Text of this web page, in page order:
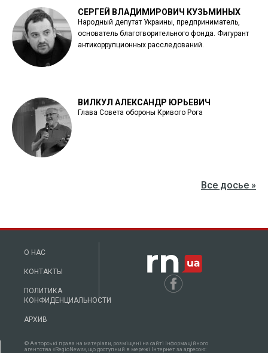
СЕРГЕЙ ВЛАДИМИРОВИЧ КУЗЬМИНЫХ
Народный депутат Украины, предприниматель,
основатель благотворительного фонда. Фигурант
антикоррупционных расследований.
ВИЛКУЛ АЛЕКСАНДР ЮРЬЕВИЧ
Глава Совета обороны Кривого Рога
Все досье »
О НАС
КОНТАКТЫ
ПОЛИТИКА
КОНФИДЕНЦИАЛЬНОСТИ
АРХИВ
© Авторські права на матеріали, розміщені на сайті Інформаційного
агентства «RegioNews», що доступний в мережі Інтернет за адресою: